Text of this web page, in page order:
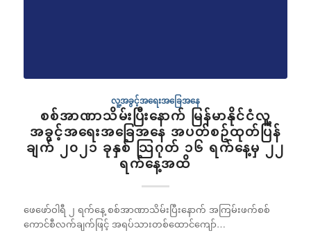
လူ့အခွင့်အရေးအခြေအနေ
စစ်အာဏာသိမ်းပြီးနောက် မြန်မာနိုင်ငံလူ့
အခွင့်အရေးအခြေအနေ အပတ်စဥ်ထုတ်ပြန်
ချက် ၂၀၂၁ ခုနှစ် သြဂုတ် ၁၆ ရက်နေ့မှ ၂၂
ရက်နေ့အထိ
ဖေဖော်ဝါရီ ၂ ရက်နေ့ စစ်အာဏာသိမ်းပြီးနောက် အကြမ်းဖက်စစ်
ကောင်စီလက်ချက်ဖြင့် အရပ်သားတစ်ထောင်ကျော်…